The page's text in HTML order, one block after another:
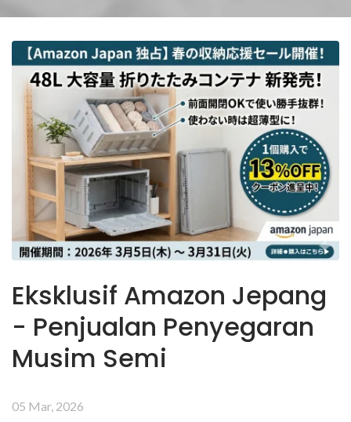
Eksklusif Amazon Jepang
- Penjualan Penyegaran
Musim Semi
05 Mar, 2026